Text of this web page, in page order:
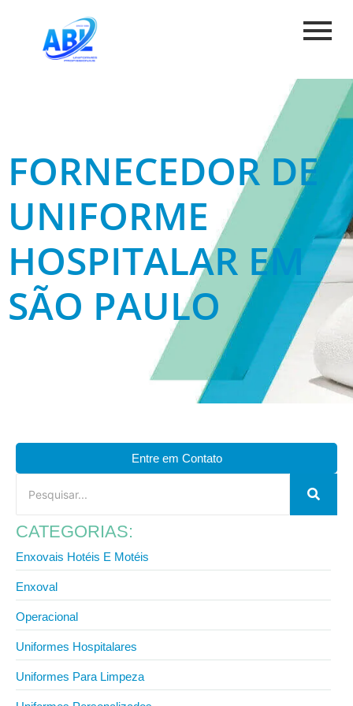
FORNECEDOR DE
UNIFORME
HOSPITALAR EM
SÃO PAULO
Entre em Contato
CATEGORIAS:
Enxovais Hotéis E Motéis
Enxoval
Operacional
Uniformes Hospitalares
Uniformes Para Limpeza